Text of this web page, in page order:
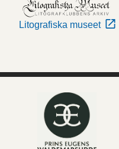
Litografiska museet